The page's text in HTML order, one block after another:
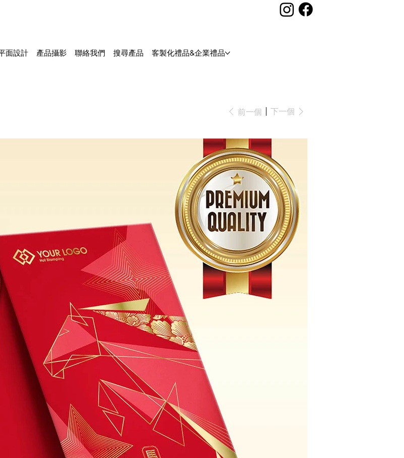
面設計 產品攝影 聯絡我們 搜尋產品 客製化禮品&企業禮品
前一個 下一個